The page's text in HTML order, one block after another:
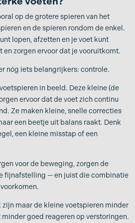
op de grotere spieren van het
en de spieren rondom de enkel.
lopen, afzetten en je voet kunt
zorgen ervoor dat je vooruitkomt.
nóg iets belangrijkers: controle.
in beeld. Deze kleine (de
ervoor dat de voet zich continu
Ze maken kleine, snelle correcties
een beetje uit balans raakt. Denk
een kleine misstap of een
voor de beweging, zorgen de
fijnafstelling — en juist die combinatie
maar de kleine voetspieren minder
goed reageren op verstoringen.